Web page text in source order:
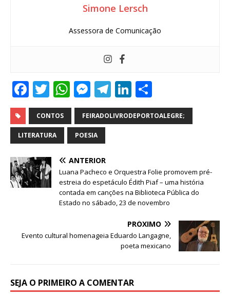
Simone Lersch
Assessora de Comunicação
F
a
c
e
b
o
o
T
w
it
te
r
W
h
at
s
A
p
p
M
e
ss
e
n
g
e
r
T
el
e
m
Li
n
k
n
h
ar
CONTOS FEIRADOLIVRODEPORTOALEGRE;
LITERATURA POESIA
ANTERIOR
Luana Pacheco e Orquestra Folie promovem pré-
estreia do espetáculo Édith Piaf – uma história
contada em canções na Biblioteca Pública do
Estado no sábado, 23 de novembro
PRÓXIMO
Evento cultural homenageia Eduardo Langagne,
poeta mexicano
SEJA O PRIMEIRO A COMENTAR